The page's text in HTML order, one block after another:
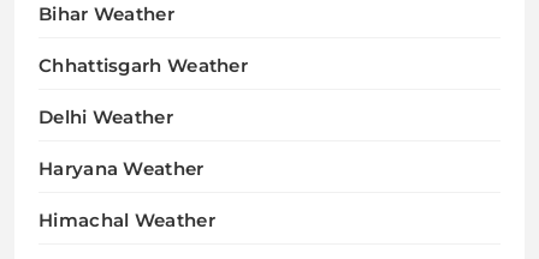
Bihar Weather
Chhattisgarh Weather
Delhi Weather
Haryana Weather
Himachal Weather